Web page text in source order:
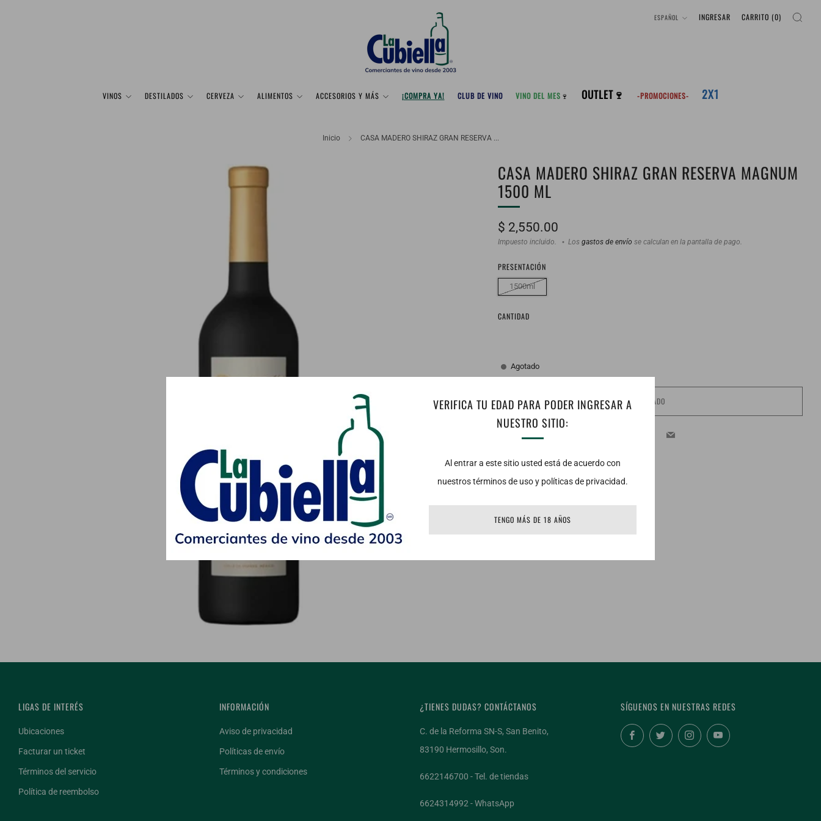
VERIFICA TU EDAD PARA PODER INGRESAR A
NUESTRO SITIO:
Al entrar a este sitio usted está de acuerdo con
nuestros términos de uso y políticas de privacidad.
TENGO MÁS DE 18 AÑOS
VINOS DESTILADOS CERVEZA ALIMENTOS ACCESORIOS Y MÁS ¡COMPRA YA! CLUB DE VINO VINO DEL MES 🍷 OUTLET🍷 -PROMOCIONES- 2X1
IDIOMA
ESPAÑOL INGRESAR CARRITO (0)
Inicio CASA MADERO SHIRAZ GRAN RESERVA ...
CASA MADERO SHIRAZ GRAN RESERVA MAGNUM
1500 ML
Precio
habitual
$ 2,550.00
Impuesto incluido. Losgastos de envío se calculan en la pantalla de pago.
PRESENTACIÓN
1500ml
CANTIDAD
Agotado
AGOTADO
Facebook
TwitterEmail
LIGAS DE INTERÉS
Ubicaciones
Facturar un ticket
Términos del servicio
Política de reembolso
INFORMACIÓN
Aviso de privacidad
Políticas de envío
Términos y condiciones
¿TIENES DUDAS? CONTÁCTANOS
C. de la Reforma SN-S, San Benito,
83190 Hermosillo, Son.
6622146700 - Tel. de tiendas
6624314992 - WhatsApp
SÍGUENOS EN NUESTRAS REDES
FacebookTwitterInstagramYouTube